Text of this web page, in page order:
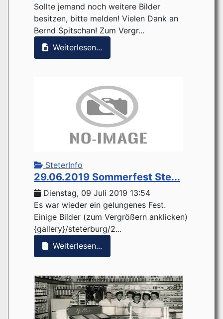
Sollte jemand noch weitere Bilder
besitzen, bitte melden! Vielen Dank an
Bernd Spitschan! Zum Vergr...
Weiterlesen...
SteterInfo
29.06.2019 Sommerfest Ste...
Dienstag, 09 Juli 2019 13:54
Es war wieder ein gelungenes Fest.
Einige Bilder (zum Vergrößern anklicken)
{gallery}/steterburg/2...
Weiterlesen...